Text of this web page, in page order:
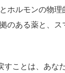
ホルモンの物理
のある薬と、ス
すことは、あな